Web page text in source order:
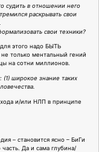
судить в отношении него
раскрывать свои
свои техники?
этого надо БЫТЬ
только ментальный гений
на сотни миллионов.
широкое знание таких
и/или НЛП в принципе
– становится ясно – БиГи
Да и сама глубина/